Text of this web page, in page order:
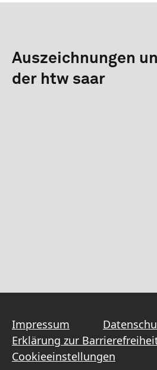
Auszeichnungen
der htw saar
Impressum
Erklärung zur
Cookieeinstellungen